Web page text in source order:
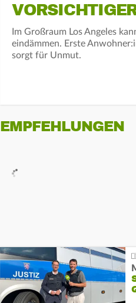
Im Großraum Los Angeles
eindämmen. Erste
sorgt für Unmut.
EMPFEHLUNGEN